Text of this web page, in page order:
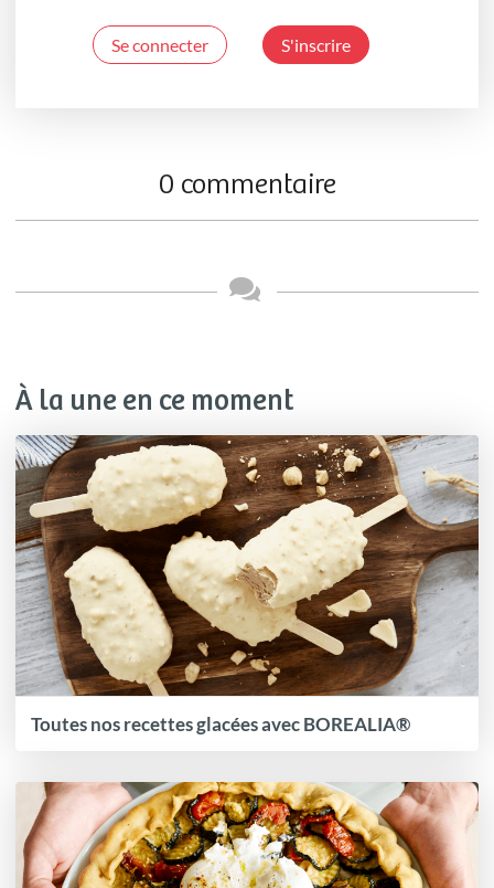
Se connecter S'inscrire
0 commentaire
À la une en ce moment
Toutes nos recettes glacées avec BOREALIA®